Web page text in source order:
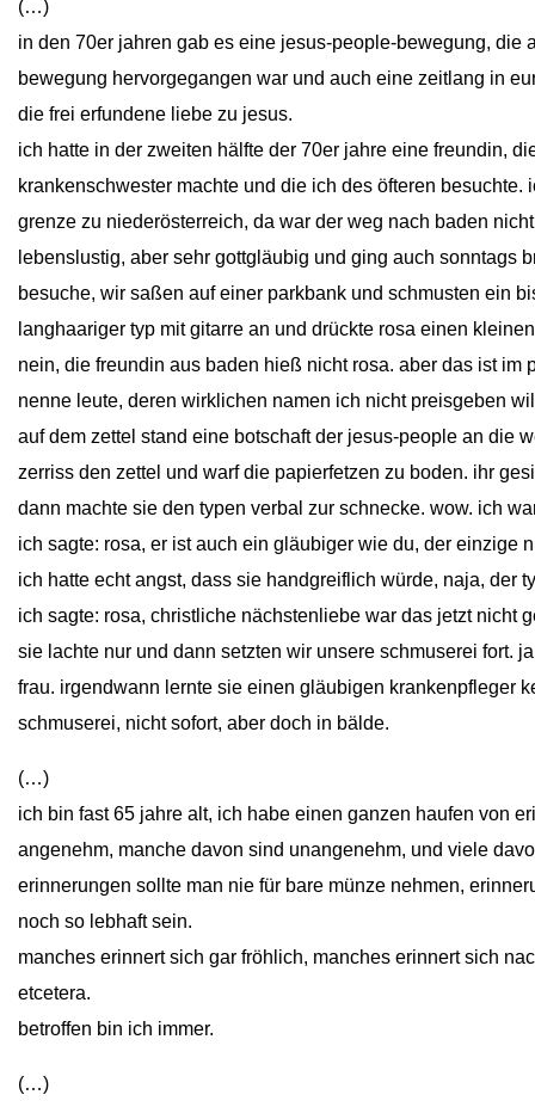
(…)
in den 70er jahren gab es eine jesus-people-bewegung, die
bewegung hervorgegangen war und auch eine zeitlang in
die frei erfundene liebe zu jesus.
ich hatte in der zweiten hälfte der 70er jahre eine freundin,
krankenschwester machte und die ich des öfteren
grenze zu niederösterreich, da war der weg nach baden
lebenslustig, aber sehr gottgläubig und ging auch sonntags
besuche, wir saßen auf einer parkbank und schmusten ein
langhaariger typ mit gitarre an und drückte rosa einen
nein, die freundin aus baden hieß nicht rosa. aber das ist im
nenne leute, deren wirklichen namen ich nicht preisgeben
auf dem zettel stand eine botschaft der jesus-people an die
zerriss den zettel und warf die papierfetzen zu boden. ihr
dann machte sie den typen verbal zur schnecke. wow. ich
ich sagte: rosa, er ist auch ein gläubiger wie du, der einzige
ich hatte echt angst, dass sie handgreiflich würde, naja, der
ich sagte: rosa, christliche nächstenliebe war das jetzt nicht
sie lachte nur und dann setzten wir unsere schmuserei fort.
frau. irgendwann lernte sie einen gläubigen krankenpfleger
schmuserei, nicht sofort, aber doch in bälde.
(…)
ich bin fast 65 jahre alt, ich habe einen ganzen haufen von
angenehm, manche davon sind unangenehm, und viele
erinnerungen sollte man nie für bare münze nehmen,
noch so lebhaft sein.
manches erinnert sich gar fröhlich, manches erinnert sich
etcetera.
betroffen bin ich immer.
(…)